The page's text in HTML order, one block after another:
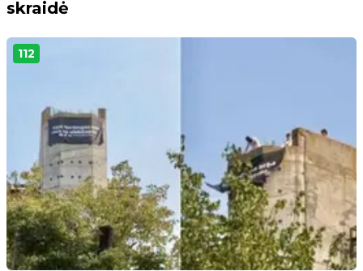
skraidė
112